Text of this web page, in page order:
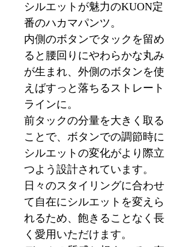
シルエットが魅力のKUON定
番のハカマパンツ。
内側のボタンでタックを留め
ると腰回りにやわらかな丸み
が生まれ、外側のボタンを使
えばすっと落ちるストレート
ラインに。
前タックの分量を大きく取る
ことで、ボタンでの調節時に
シルエットの変化がより際立
つよう設計されています。
日々のスタイリングに合わせ
て自在にシルエットを変えら
れるため、飽きることなく長
く愛用いただけます。